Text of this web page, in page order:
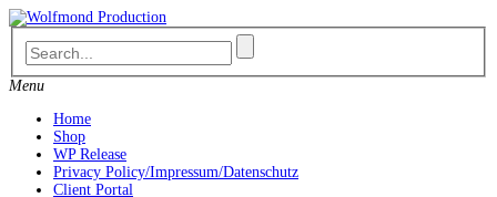
Skip
to
content
Menu
Home
Shop
WP Release
Privacy Policy/Impressum/Datenschutz
Client Portal